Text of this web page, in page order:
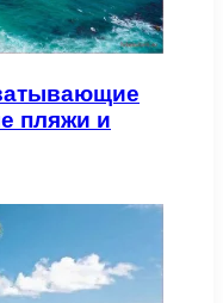
пляжи и